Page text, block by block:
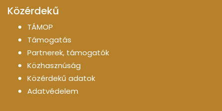
Közérdekű
TÁMOP
Támogatás
Partnerek, támogatók
Közhasznúság
Közérdekű adatok
Adatvédelem